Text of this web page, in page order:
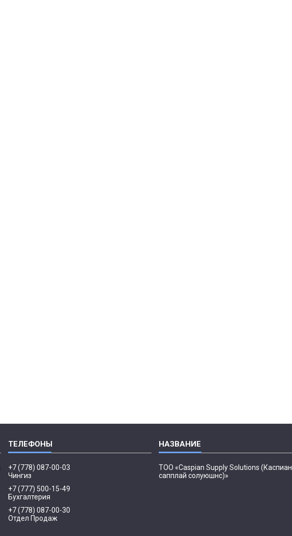
+7 (778) 087-00-03
Чингиз
+7 (777) 500-15-49
Бухгалтерия
+7 (778) 087-00-30
Отдел Продаж
ТОО «Caspian Supply Solutions (Каспиан
сапплай солуюшнс)»